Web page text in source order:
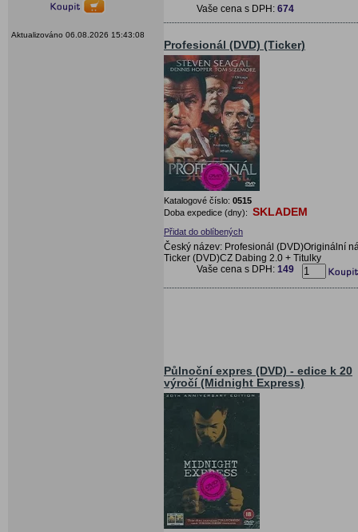
Aktualizováno 06.08.2026 15:43:08
Vaše cena s DPH: 674
Profesionál (DVD) (Ticker)
Katalogové číslo: 0515
Doba expedice (dny): SKLADEM
Přidat do oblíbených
Český název: Profesionál (DVD)Originální
Ticker (DVD)CZ Dabing 2.0 + Titulky
Vaše cena s DPH: 149
Půlnoční expres (DVD) - edice k 20
výročí (Midnight Express)